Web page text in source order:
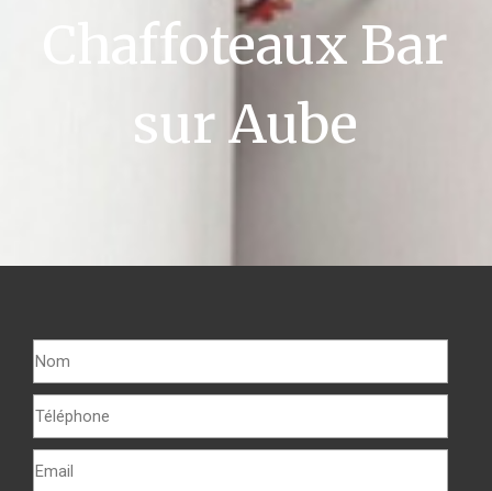
Chaffoteaux Bar
sur Aube